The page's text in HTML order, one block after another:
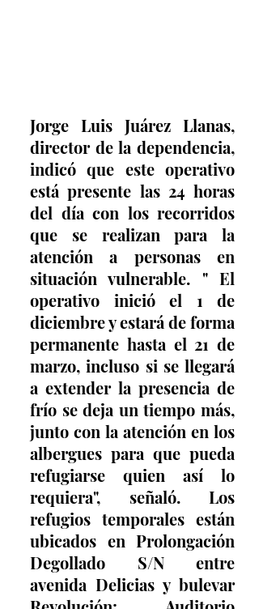
Jorge Luis Juárez Llanas,
director de la dependencia,
indicó que este operativo
está presente las 24 horas
del día con los recorridos
que se realizan para la
atención a personas en
situación vulnerable. " El
operativo inició el 1 de
diciembre y estará de forma
permanente hasta el 21 de
marzo, incluso si se llegará
a extender la presencia de
frío se deja un tiempo más,
junto con la atención en los
albergues para que pueda
refugiarse quien así lo
requiera", señaló. Los
refugios temporales están
ubicados en Prolongación
Degollado S/N entre
avenida Delicias y bulevar